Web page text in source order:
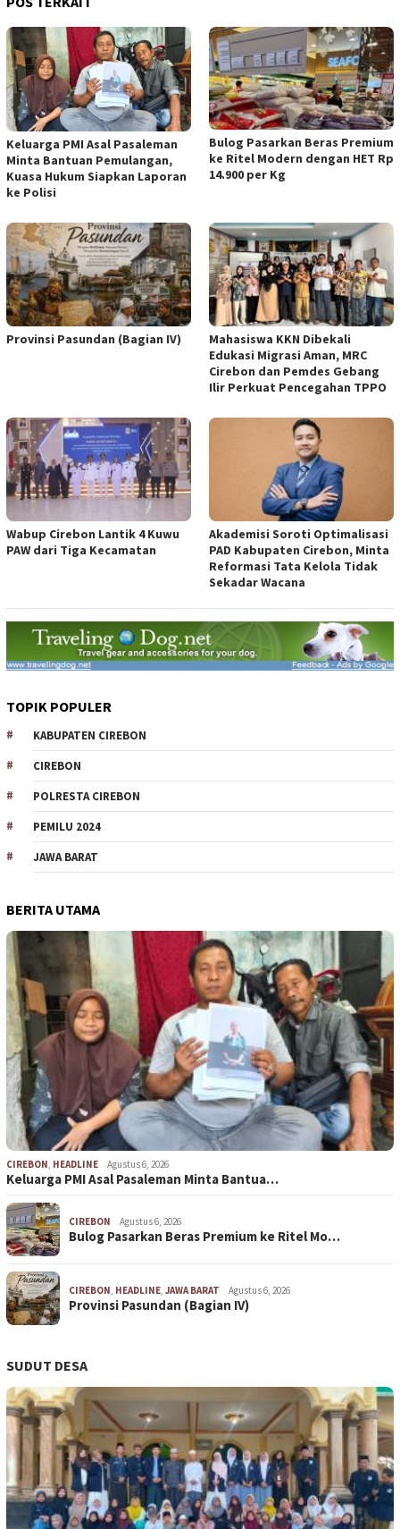
Keluarga PMI Asal Pasaleman
Minta Bantuan Pemulangan,
Kuasa Hukum Siapkan Laporan
ke Polisi
Bulog Pasarkan Beras Premium
ke Ritel Modern dengan HET Rp
14.900 per Kg
Provinsi Pasundan (Bagian IV)
Mahasiswa KKN Dibekali
Edukasi Migrasi Aman, MRC
Cirebon dan Pemdes Gebang
Ilir Perkuat Pencegahan TPPO
Wabup Cirebon Lantik 4 Kuwu
PAW dari Tiga Kecamatan
Akademisi Soroti Optimalisasi
PAD Kabupaten Cirebon, Minta
Reformasi Tata Kelola Tidak
Sekadar Wacana
TOPIK POPULER
KABUPATEN CIREBON
CIREBON
POLRESTA CIREBON
PEMILU 2024
JAWA BARAT
BERITA UTAMA
CIREBON, HEADLINE Agustus 6, 2026
Keluarga PMI Asal Pasaleman Minta Bantua…
CIREBON Agustus 6, 2026
Bulog Pasarkan Beras Premium ke Ritel Mo…
CIREBON, HEADLINE, JAWA BARAT Agustus 6, 2026
Provinsi Pasundan (Bagian IV)
SUDUT DESA